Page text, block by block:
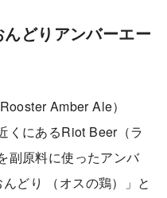
どりアンバーエー
Amber Ale）
くにあるRiot Beer（ラ
副原料に使ったアンバ
どり （オスの鶏）」と